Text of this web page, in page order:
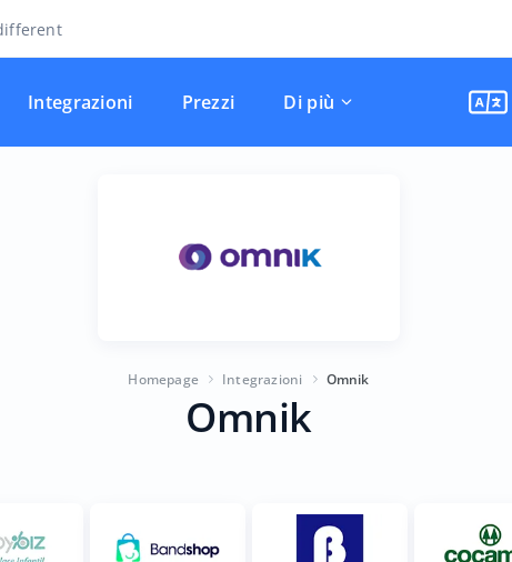
Integrazioni Prezzi Di più
Homepage Integrazioni Omnik
Omnik